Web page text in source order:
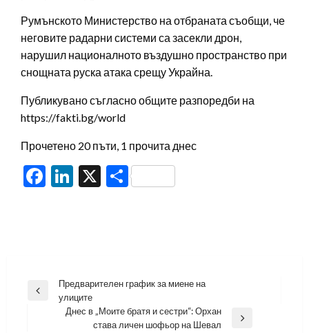
Румънското Министерство на отбраната съобщи, че
неговите радарни системи са засекли дрон,
нарушил националното въздушно пространство при
снощната руска атака срещу Украйна.
Публикувано съгласно общите разпоредби на
https://fakti.bg/world
Прочетено 20 пъти, 1 прочита днес
Facebook
LinkedIn
X Share
Навигация
Previous
Предварителен график за миене на
улиците
Днес в „Моите братя и сестри“: Орхан
става личен шофьор на Шевал